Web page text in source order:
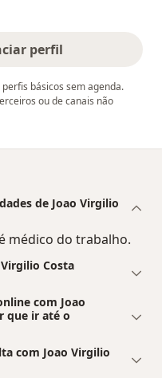
perfil
básicos sem agenda.
ou de canais não
de Joao Virgilio
médico do trabalho.
Costa
com Joao
que ir até o
com Joao Virgilio